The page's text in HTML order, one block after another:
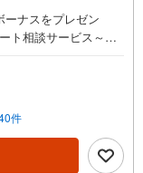
ーナスをプレゼン
ト相談サービス～・
プリですぐにご利用
フがご興味ある物件
では伝わりにくい
ったリビングの「見
リモート相談は第三
のファイナンシャル
件